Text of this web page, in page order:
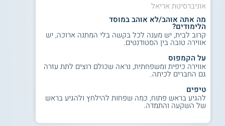
בגרות מחו"ל:
מועמדים בעלי בגרות מחו"ל נדרשים להגיש
את מסמכיהם לשקילות תעודת הבגרות, על
ידי אוניברסיטת אריאל.
יש צורך בציון 120 ומעלה במבחן יע"ל.
מכינה ייעודית:
70 לפחות בכל אחד מן המקצועות במכינה.
אוניברסיטת אריאל
מה אתה אוהב/לא אוהב במוסד
הלימודים?
קרוב לבית, יש מענה לכל בקשה בלי המתנה ארוכה, יש
אווירה טובה בין הסטודנטים.
על הקמפוס
אווירה כיפית ומשפחתית, נראה שכולם רוצים לתת עזרה
גם החברים לכיתה.
טיפים
להגיע בראש פתוח, כמה שפחות להילחץ ולהגיע בראש
של השקעה והתמדה.